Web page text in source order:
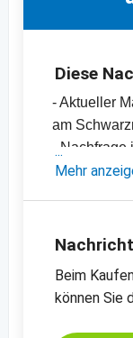
Diese
- Aktueller
am
-
-
-
-
und
Mehr
Beim
können Sie